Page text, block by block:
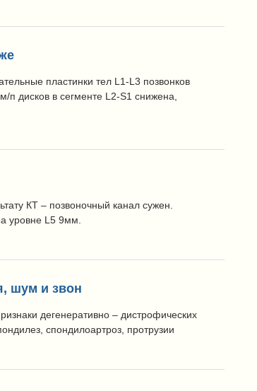
пластинки тел L1-L3 позвонков
дисков в сегменте L2-S1 снижена,
КТ – позвоночный канал сужен.
уровне L5 9мм.
шум и звон
дегенеративно – дистрофических
спондилоартроз, протрузии